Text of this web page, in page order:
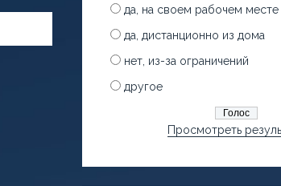
да, на своем рабочем месте
да, дистанционно из дома
нет, из-за ограничений
другое
Просмотреть